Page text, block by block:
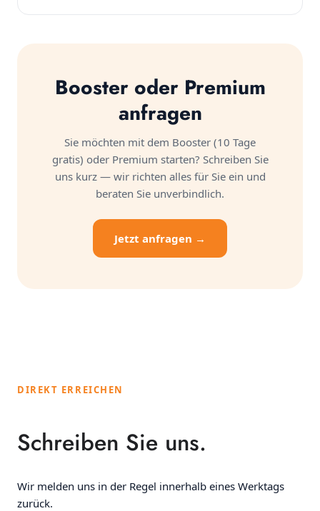
Booster oder Premium
anfragen
Sie möchten mit dem Booster (10 Tage
gratis) oder Premium starten? Schreiben Sie
uns kurz — wir richten alles für Sie ein und
beraten Sie unverbindlich.
Jetzt anfragen →
DIREKT ERREICHEN
Schreiben Sie uns.
Wir melden uns in der Regel innerhalb eines Werktags
zurück.